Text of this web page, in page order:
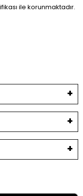
ile korunmaktadır.